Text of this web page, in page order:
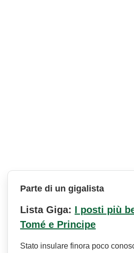
Parte di un gigalista
Lista Giga: I posti più
Tomé e Principe
Stato insulare finora poco